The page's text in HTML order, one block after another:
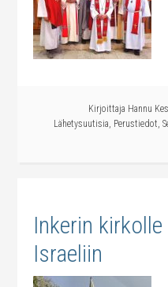
Kirjoittaja Hannu
Lähetysuutisia, Perustiedot,
Inkerin
Israeliin